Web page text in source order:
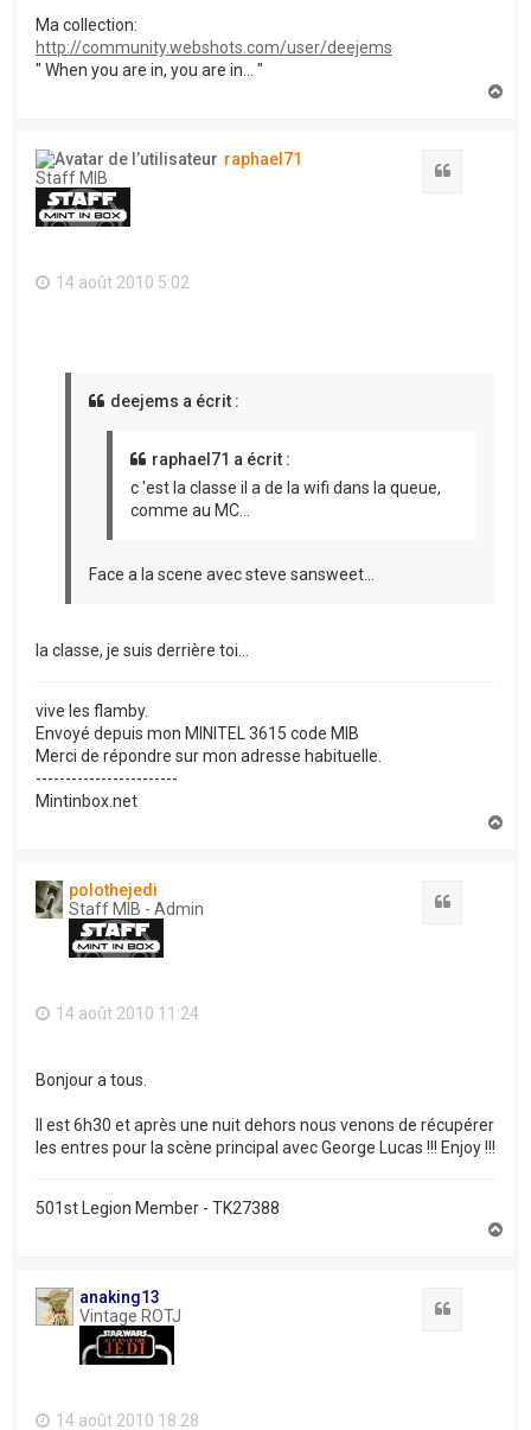
Ma collection:
http://community.webshots.com/user/deejems
" When you are in, you are in... "
raphael71
Staff MIB
14 août 2010 5:02
deejems a écrit :
raphael71 a écrit :
c 'est la classe il a de la wifi dans la queue,
comme au MC...
Face a la scene avec steve sansweet...
la classe, je suis derrière toi...
vive les flamby.
Envoyé depuis mon MINITEL 3615 code MIB
Merci de répondre sur mon adresse habituelle.
------------------------
Mintinbox.net
polothejedi
Staff MIB - Admin
14 août 2010 11:24
Bonjour a tous.
Il est 6h30 et après une nuit dehors nous venons de récupérer
les entres pour la scène principal avec George Lucas !!! Enjoy !!!
501st Legion Member - TK27388
anaking13
Vintage ROTJ
14 août 2010 18:28